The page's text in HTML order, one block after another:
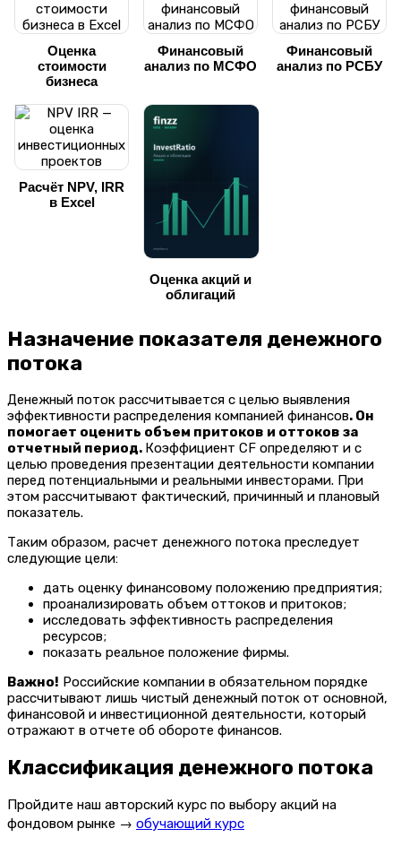
Оценка
стоимости
бизнеса
Финансовый
анализ по МСФО
Финансовый
анализ по РСБУ
Расчёт NPV, IRR
в Excel
Оценка акций и
облигаций
Назначение показателя денежного
потока
Денежный поток рассчитывается с целью выявления
эффективности распределения компанией финансов. Он
помогает оценить объем притоков и оттоков за
отчетный период. Коэффициент CF определяют и с
целью проведения презентации деятельности компании
перед потенциальными и реальными инвесторами. При
этом рассчитывают фактический, причинный и плановый
показатель.
Таким образом, расчет денежного потока преследует
следующие цели:
дать оценку финансовому положению предприятия;
проанализировать объем оттоков и притоков;
исследовать эффективность распределения
ресурсов;
показать реальное положение фирмы.
Важно! Российские компании в обязательном порядке
рассчитывают лишь чистый денежный поток от основной,
финансовой и инвестиционной деятельности, который
отражают в отчете об обороте финансов.
Классификация денежного потока
Пройдите наш авторский курс по выбору акций на
фондовом рынке → обучающий курс